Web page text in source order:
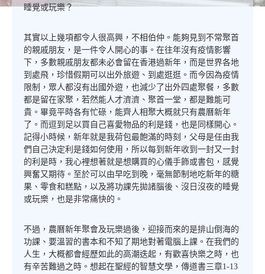
睡覺或玩樂？
其實以上幾項都令人很高興，不相伯仲。能夠見到不常聚首
的親戚朋友，是一件令人開心的事。在往年沒有疫情影響
下，多數親戚朋友都未必會留在香港過新年，而是世界各地
到處飛，珍惜假期可以出外旅遊、到處逛逛。而今因為疫情
限制，眾人都沒有出國外遊，也減少了出外四處聚餐，多數
都是留在家聚，若然能人才濟濟、聚首一堂，都是難能可
貴。畢竟平時各有忙碌，能齊人相聚大概就只有農曆新年
了。而逗到足以買自己喜愛物品的利是錢，也是同樣開心。
記得小時候，新年就是我荷包最飽滿的時刻，父母是任由我
們自己決定利是錢如何使用，所以每到新年收到一封又一封
的利是時，我心裡想著就是想購買的心儀手飾或書包，感覺
興奮又期待。至於可以由早吃到晚，毫無節制地吃新年的糖
果、零食和糕點，以及將功課先拋諸腦後、沒日沒夜的睡覺
或玩樂，也是非常痛快的。
不過，農曆新年聚會及玩樂過後，迎接而來的是排山倒海的
功課、要溫習的書本和不知了期地對著電腦上課。在我們的
人生，大概都會經歷如此的高潮迭起，有歡喜快樂之時，也
有辛苦難過之時。想起在聖經的智慧文學，傳道書三章1-13